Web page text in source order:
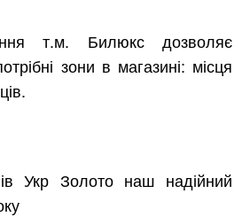
т.м. Билюкс дозволяє
зони в магазині: місця
Укр Золото наш надійний